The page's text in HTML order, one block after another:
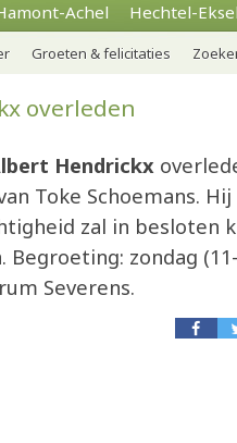
Achel Hechtel-
Groeten & felicitaties
overleden
Hendrickx
Toke Schoemans. Hij
zal in besloten
Begroeting: zondag
Severens.